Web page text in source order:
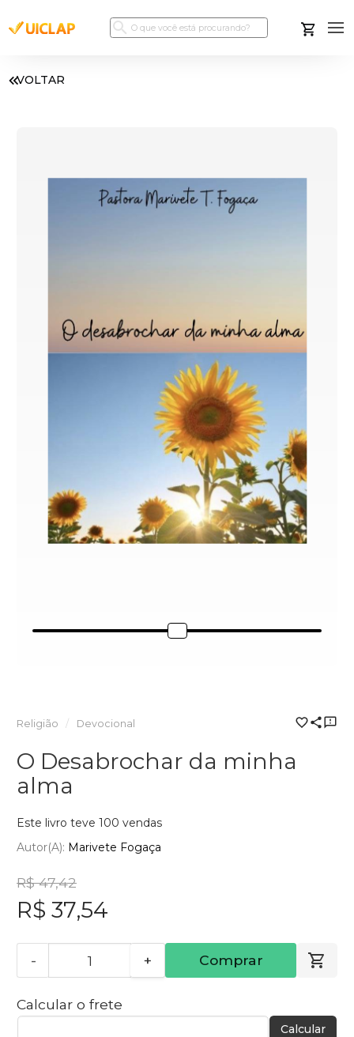
VOLTAR
Religião Devocional
O Desabrochar da minha
alma
Este livro teve 100 vendas
Autor(a): Marivete Fogaça
R$ 47,42
R$ 37,54
- + Comprar
Calcular o frete
Calcular